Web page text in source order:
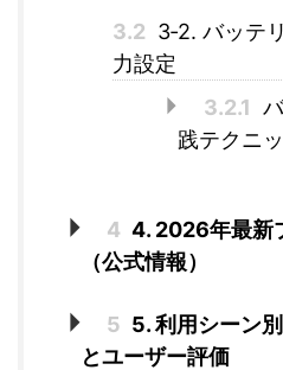
3.2 3‑2. バッテ
力設定
3.2.1
践テクニ
4 4. 2026年最新
（公式情報）
5 5. 利用シーン
とユーザー評価